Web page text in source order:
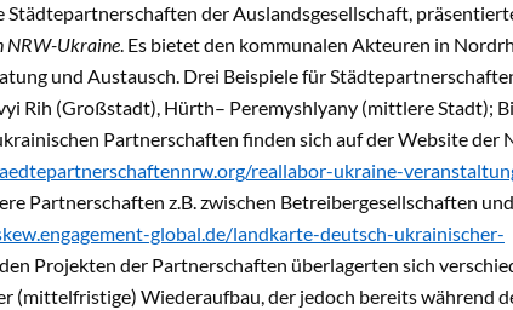
der Auslandsgesellschaft,
NRW-Ukraine. Es bietet den kommunalen Akteuren in
und Austausch. Drei Beispiele für
Rih (Großstadt), Hürth– Peremyshlyany (mittlere Stadt);
Partnerschaften finden sich auf der Website der
reallabor-ukraine-
Partnerschaften z.B. zwischen Betreibergesellschaften
global.de/landkarte-deutsch-ukrainischer-
Projekten der Partnerschaften überlagerten sich
(mittelfristige) Wiederaufbau, der jedoch bereits während